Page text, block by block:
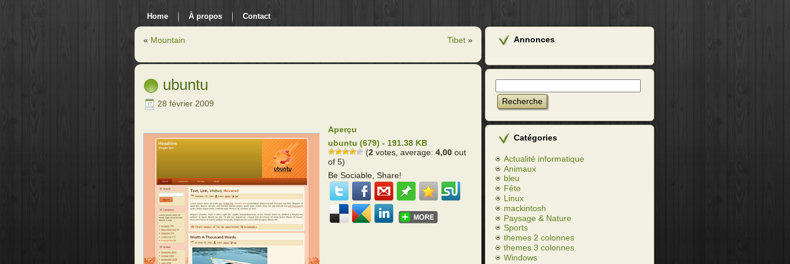
Home À propos Contact
« Mountain Tibet »
ubuntu
28 février 2009
Aperçu
ubuntu (679) - 191.38 KB
(2 votes, average: 4,00 out
of 5)
Be Sociable, Share!
Annonces
Catégories
Actualité informatique
Animaux
bleu
Fête
Linux
mackintosh
Paysage & Nature
Sports
themes 2 colonnes
themes 3 colonnes
Windows